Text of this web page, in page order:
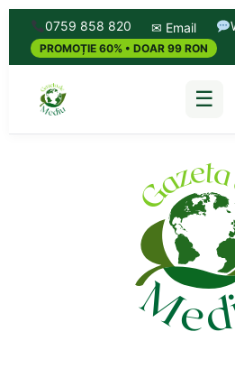
0759 858 820 ✉ Email
PROMOȚIE 60% • DOAR 99 RON
☰